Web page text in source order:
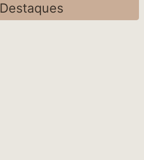
Destaques